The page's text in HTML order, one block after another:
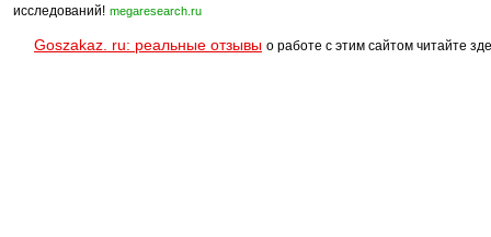
исследований! megaresearch.ru
Goszakaz. ru: реальные отзывы о работе с этим сайтом читайте